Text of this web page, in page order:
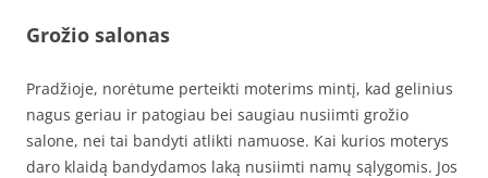
Grožio salonas
Pradžioje, norėtume perteikti moterims mintį, kad gelinius
nagus geriau ir patogiau bei saugiau nusiimti grožio
salone, nei tai bandyti atlikti namuose. Kai kurios moterys
daro klaidą bandydamos laką nusiimti namų sąlygomis. Jos